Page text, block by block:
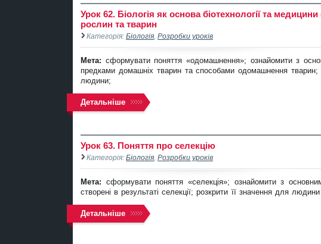
Урок 62. Біологія як основа біотехнології та
рослин та тварин
Категорія: Біологія Розробки уроків
Мета: сформувати поняття «одомашнення»; ознайомити з
предками домашніх тварин та способами одомашнення
людини;
Детальніше
Урок 63. Поняття про селекцію
Категорія: Біологія Розробки уроків
Мета: сформувати поняття «селекція»; ознайомити з
створені в результаті селекції; розкрити її значення для
Детальніше